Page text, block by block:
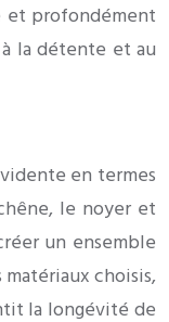
et profondément
la détente et au
en termes
le noyer et
un ensemble
choisis,
la longévité de